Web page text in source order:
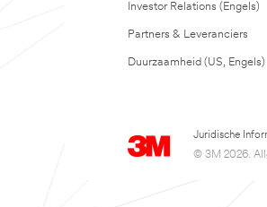
Investor Relations (Engels)
Partners & Leveranciers
Duurzaamheid (US, Engels)
Juridische
© 3M 2026.